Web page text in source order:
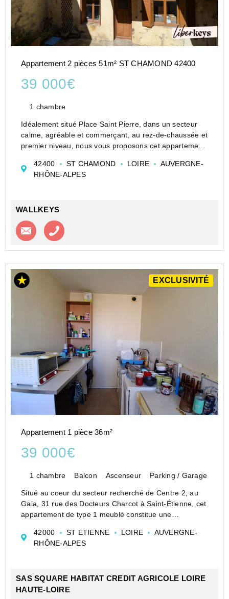
Appartement 2 pièces 51m² ST CHAMOND 42400
39 000€
1 chambre
Idéalement situé Place Saint Pierre, dans un secteur
calme, agréable et commerçant, au rez-de-chaussée et
premier niveau, nous vous proposons cet appartement
comprenant :
- rez-de-chaussée : 2 pièces de 13,7 ...
42400 ST CHAMOND LOIRE
AUVERGNE-
RHÔNE-ALPES
WALLKEYS
Contacter l'agence
EXCLUSIVITÉ
Appartement 1 pièce 36m²
39 000€
1 chambre Balcon Ascenseur Parking / Garage
Situé au coeur du secteur recherché de Centre 2, au
Gaia, 31 rue des Docteurs Charcot à Saint-Étienne, cet
appartement de type 1 meublé constitue une
sécurisé. En copropriété avec ascenseur sur palier, ce
bien ...
42000 ST ETIENNE LOIRE
AUVERGNE-
RHÔNE-ALPES
SAS SQUARE HABITAT CREDIT AGRICOLE LOIRE
HAUTE-LOIRE